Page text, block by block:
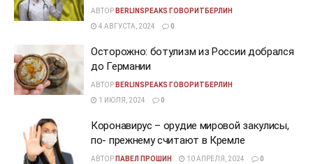
АВТОР BERLINSPEAKS ГОВОРИТБЕРЛИН
4 АВГУСТА, 2024
0
Осторожно: ботулизм из России добрался
до Германии
АВТОР BERLINSPEAKS ГОВОРИТБЕРЛИН
1 ИЮЛЯ, 2024
0
Коронавирус – орудие мировой закулисы,
по- прежнему считают в Кремле
АВТОР ПАВЕЛ ПРОШИН 10 АПРЕЛЯ, 2024 0